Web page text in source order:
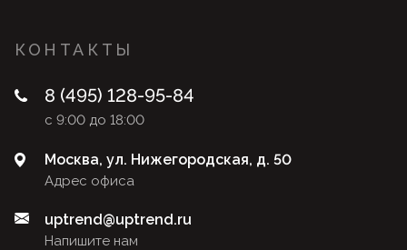
КОНТАКТЫ
8 (495) 128-95-84
с 9:00 до 18:00
Адрес офиса
Москва, ул. Нижегородская, д. 50
Напишите нам
uptrend@uptrend.ru